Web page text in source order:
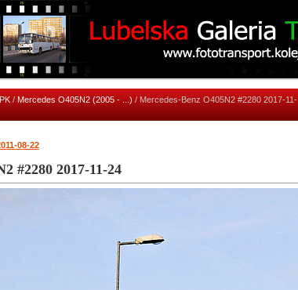
/ Mercedes O405N2 (2005 - ...) / Mercedes-Benz O405N2 #2280 2017-11-
08-22
#2280 2017-11-24